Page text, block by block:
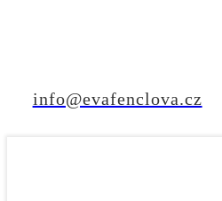
info@evafenclova.cz